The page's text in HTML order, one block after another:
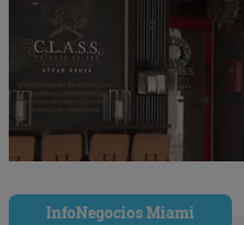
InfoNegocios Miami